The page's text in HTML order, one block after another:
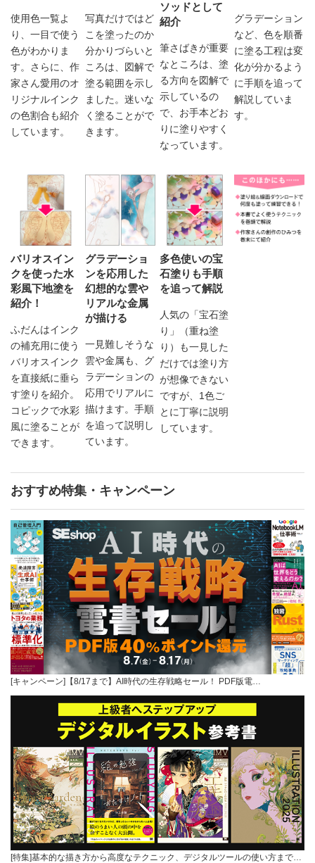
使用色一覧よ
り、一目で使う
色がわかりま
す。さらに、作
家さん愛用のオ
リジナルインク
の色割合も紹介
しています。
写真だけではど
こを塗ったのか
分かりづらいと
ころは、図解で
塗る範囲を示し
ました。迷いな
く塗ることがで
きます。
ソッドとして
紹介
筆さばきが重要
なところは、塗
る方向を図解で
示しているの
で、お手本どお
りに塗りやすく
なっています。
グラデーション
など、色を順番
に塗る工程は変
化が分かるよう
に手順を追って
解説していま
す。
バリオスイン
クを使った水
彩風下地塗を
紹介！
ふだんはインク
の補充用に使う
バリオスインク
を直接紙に垂ら
す塗りを紹介。
コピックで水彩
風に塗ることが
できます。
グラデーショ
ンを応用した
幻想的な雲や
リアルな金属
が描ける
一見難しそうな
雲や金属も、グ
ラデーションの
応用でリアルに
描けます。手順
を追って説明し
ています。
多色使いの宝
石塗りも手順
を追って解説
人気の「宝石塗
り」（重ね塗
り）も一見した
だけでは塗り方
が想像できない
ですが、1色ご
とに丁寧に説明
しています。
おすすめ特集・キャンペーン
[キャンペーン]【8/17まで】AI時代の生存戦略セール！ PDF版電…
[特集]基本的な描き方から高度なテクニック、デジタルツールの使い方まで…